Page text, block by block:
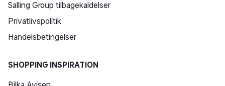
Salling Group tilbagekaldelser
Privatlivspolitik
Handelsbetingelser
SHOPPING INSPIRATION